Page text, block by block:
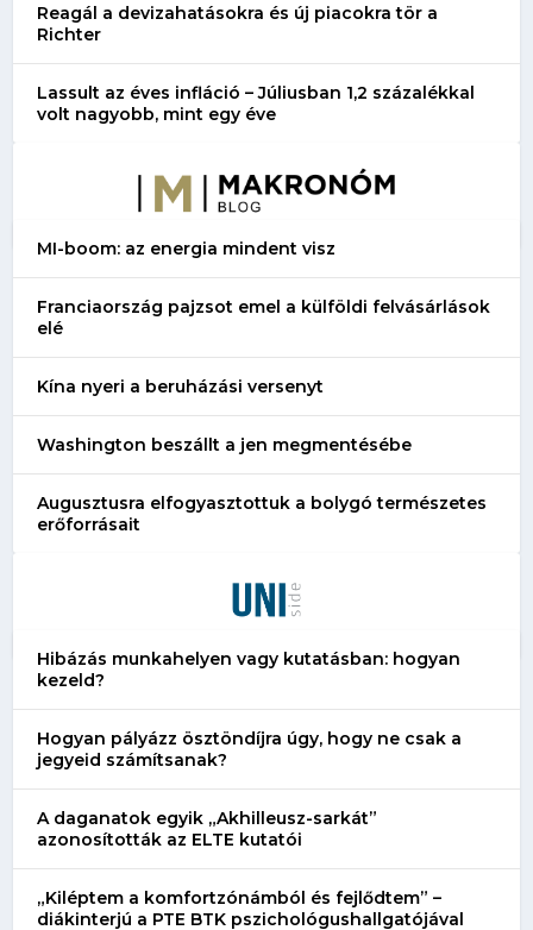
Reagál a devizahatásokra és új piacokra tör a
Richter
Lassult az éves infláció – Júliusban 1,2 százalékkal
volt nagyobb, mint egy éve
MI-boom: az energia mindent visz
Franciaország pajzsot emel a külföldi felvásárlások
elé
Kína nyeri a beruházási versenyt
Washington beszállt a jen megmentésébe
Augusztusra elfogyasztottuk a bolygó természetes
erőforrásait
Hibázás munkahelyen vagy kutatásban: hogyan
kezeld?
Hogyan pályázz ösztöndíjra úgy, hogy ne csak a
jegyeid számítsanak?
A daganatok egyik „Akhilleusz-sarkát”
azonosították az ELTE kutatói
„Kiléptem a komfortzónámból és fejlődtem” –
diákinterjú a PTE BTK pszichológushallgatójával